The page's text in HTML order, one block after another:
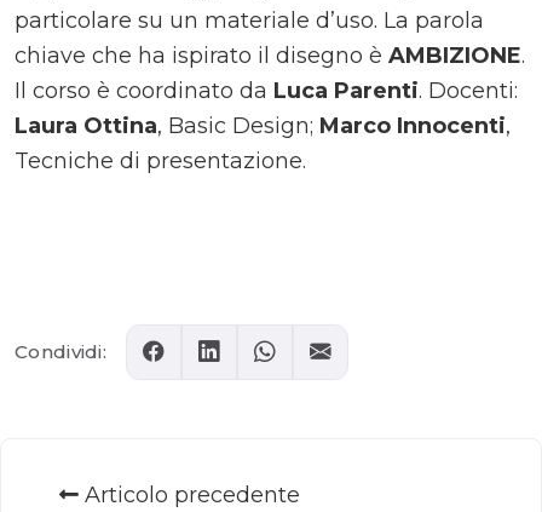
particolare su un materiale d’uso. La parola
chiave che ha ispirato il disegno è AMBIZIONE.
Il corso è coordinato da Luca Parenti. Docenti:
Laura Ottina, Basic Design; Marco Innocenti,
Tecniche di presentazione.
Condividi:
Articolo precedente